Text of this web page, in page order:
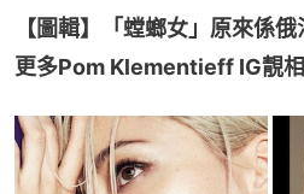
【圖輯】「螳螂女」原來係
更多Pom Klementieff IG靚相